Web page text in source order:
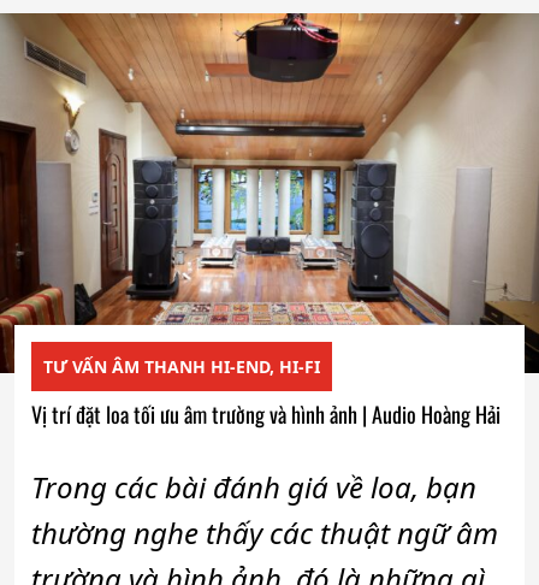
TƯ VẤN ÂM THANH HI-END, HI-FI
Vị trí đặt loa tối ưu âm trường và hình ảnh | Audio Hoàng Hải
Trong các bài đánh giá về loa, bạn
thường nghe thấy các thuật ngữ âm